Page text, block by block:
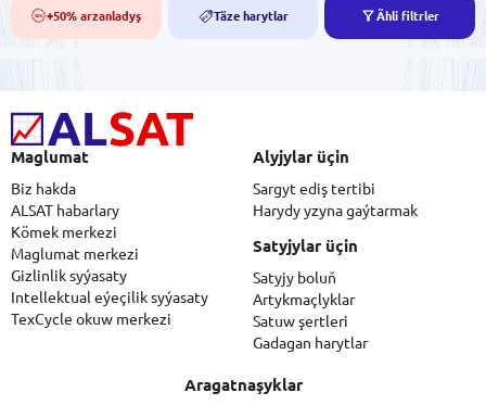
50% +50% arzanladyş NEW Täze harytlar Ähli filtrler
Maglumat
Biz hakda
ALSAT habarlary
Kömek merkezi
Maglumat merkezi
Gizlinlik syýasaty
Intellektual eýeçilik syýasaty
TexCycle okuw merkezi
Alyjylar üçin
Sargyt ediş tertibi
Harydy yzyna gaýtarmak
Satyjylar üçin
Satyjy boluň
Artykmaçlyklar
Satuw şertleri
Gadagan harytlar
Aragatnaşyklar